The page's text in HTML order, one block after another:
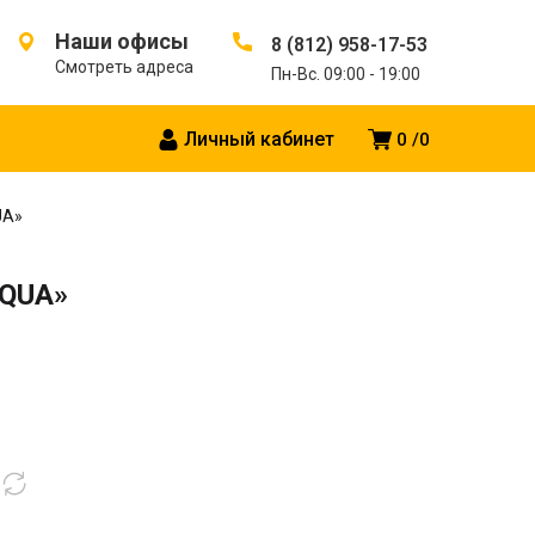
Наши офисы
Смотреть адреса
8 (812) 958-17-53
Пн-Вс. 09:00 - 19:00
0 0
Личный кабинет